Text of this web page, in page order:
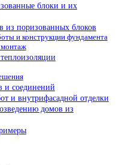
блоки и их
из поризованных блоков
и конструкции фундамента
монтаж
и соединений
и внутрифасадной отделки
домов из